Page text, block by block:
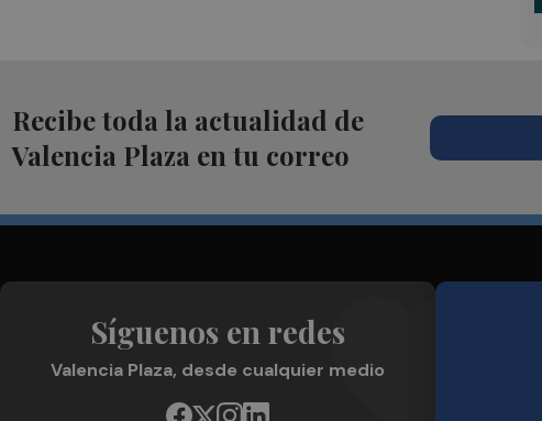
Recibe toda la actualidad de
Valencia Plaza en tu correo
Síguenos en redes
Valencia Plaza, desde cualquier medio